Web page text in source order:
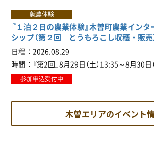
就農体験
『１泊２日の農業体験』木曽町農業インタ
シップ（第２回 とうもろこし収穫・販売
日程
2026.08.29
時間
『第2回』8月29日（土）13:35～8月30日
参加申込受付中
木曽エリアのイベント